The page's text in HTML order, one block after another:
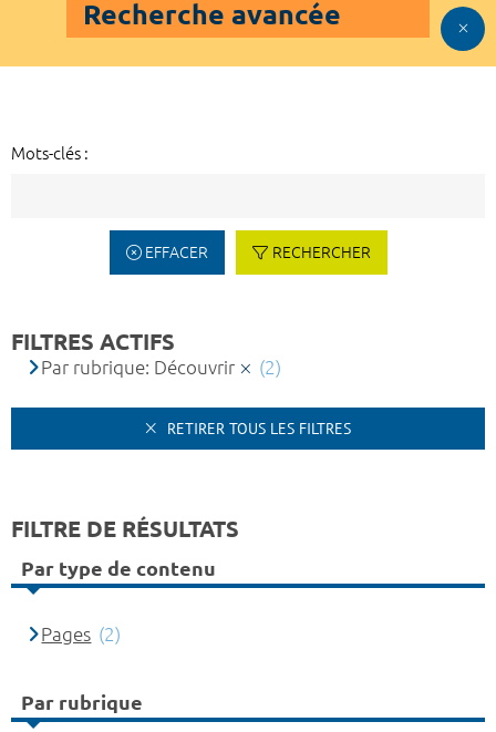
Recherche avancée
Mots-clés :
EFFACER RECHERCHER
FILTRES ACTIFS
Par rubrique: Découvrir (2)
RETIRER TOUS LES FILTRES
FILTRE DE RÉSULTATS
Par type de contenu
Pages (2)
Par rubrique